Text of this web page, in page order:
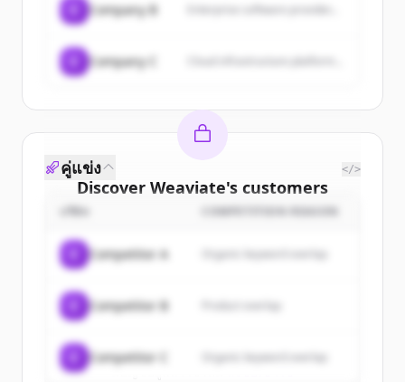
Company B
Company C
Discover Weaviate's customers
Sign up for free to view allcustomers
New accounts include trial credits to
มีบัญชีอยู่แล้วใช่ไหม
คู่แข่ง </>
COMPETITION REASON
Competitor A Organic keyword overlap
Competitor B
Competitor C Organic keyword overlap